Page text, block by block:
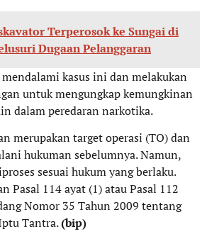
Terperosok ke Sungai di
Dugaan Pelanggaran
kasus ini dan melakukan
untuk mengungkap kemungkinan
dalam peredaran narkotika.
merupakan target operasi (TO) dan
hukuman sebelumnya. Namun,
sesuai hukum yang berlaku.
Pasal 114 ayat (1) atau Pasal 112
Nomor 35 Tahun 2009 tentang
Tantra.(bip)